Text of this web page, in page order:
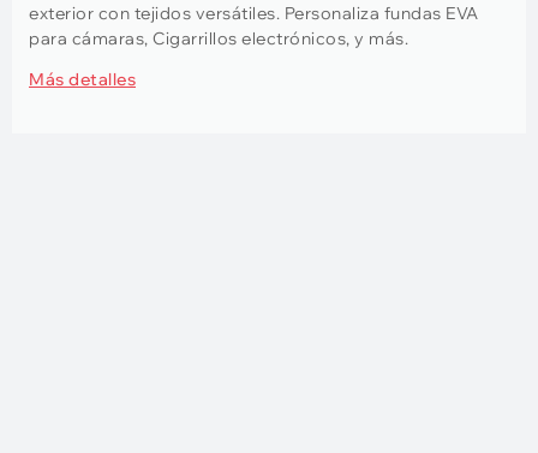
exterior con tejidos versátiles. Personaliza fundas EVA
para cámaras, Cigarrillos electrónicos, y más.
Más detalles